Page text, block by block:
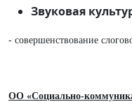
Звуковая
- совершенствование
ОО «Социально-